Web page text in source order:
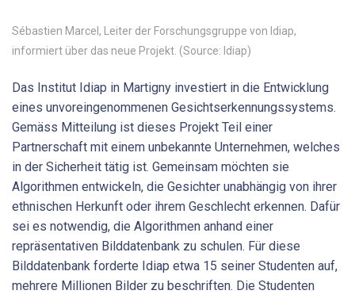
Sébastien Marcel, Leiter der Forschungsgruppe von Idiap,
informiert über das neue Projekt. (Source: Idiap)
Das Institut Idiap in Martigny investiert in die Entwicklung
eines unvoreingenommenen Gesichtserkennungssystems.
Gemäss Mitteilung ist dieses Projekt Teil einer
Partnerschaft mit einem unbekannte Unternehmen, welches
in der Sicherheit tätig ist. Gemeinsam möchten sie
Algorithmen entwickeln, die Gesichter unabhängig von ihrer
ethnischen Herkunft oder ihrem Geschlecht erkennen. Dafür
sei es notwendig, die Algorithmen anhand einer
repräsentativen Bilddatenbank zu schulen. Für diese
Bilddatenbank forderte Idiap etwa 15 seiner Studenten auf,
mehrere Millionen Bilder zu beschriften. Die Studenten